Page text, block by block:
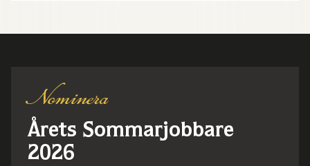
Nominera
Årets Sommarjobbare
2026